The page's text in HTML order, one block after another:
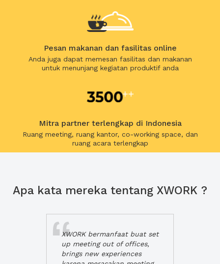
Pesan makanan dan fasilitas online
Anda juga dapat memesan fasilitas dan makanan
untuk menunjang kegiatan produktif anda
Mitra partner terlengkap di Indonesia
Ruang meeting, ruang kantor, co-working space, dan
ruang acara terlengkap
Apa kata mereka tentang XWORK ?
XWORK bermanfaat buat set
up meeting out of offices,
brings new experiences